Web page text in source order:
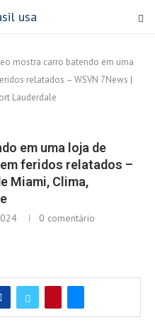
mostra carro batendo em uma
relatados – WSVN 7News |
Lauderdale
em uma loja de
feridos relatados –
Miami, Clima,
0 comentário